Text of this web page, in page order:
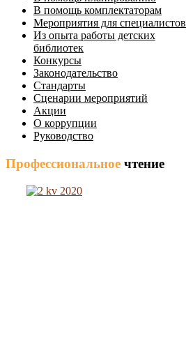
В помощь комплектаторам
Мероприятия для специалистов
Из опыта работы детских
библиотек
Конкурсы
Законодательство
Стандарты
Сценарии мероприятий
Акции
О коррупции
Руководство
Профессиональное чтение